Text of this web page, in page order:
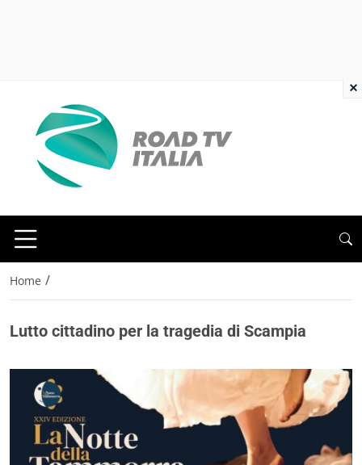
Home /
Lutto cittadino per la tragedia di Scampia
×